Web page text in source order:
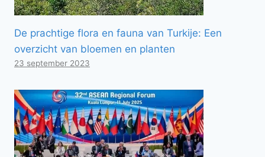
De prachtige flora en fauna van Turkije: Een
overzicht van bloemen en planten
23 september 2023